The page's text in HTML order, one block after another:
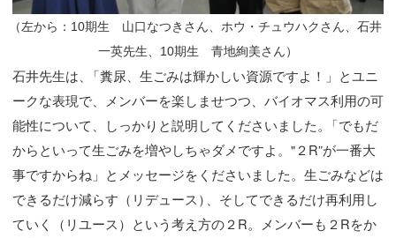
（左から：10期生 山口なつきさん、ホウ・チュウハクさん、石井
一英先生、10期生 青地絢美さん）
石井先生は、
「糞尿、生ごみは輝かしい資源ですよ！」とユニ
ークな表現で、メンバーを楽しませつつ、バイオマス利用の可
能性について、しっかりと説明してくださいました。
「でもだ
からといって生ごみを増やしちゃダメですよ。"２R”が一番大
事ですからね」とメッセージをくださいました。生ごみなどは
できるだけ減らす（リデュース） 、そしてできるだけ再利用し
ていく（リユース）という考え方の２R。メンバーも２Rをか